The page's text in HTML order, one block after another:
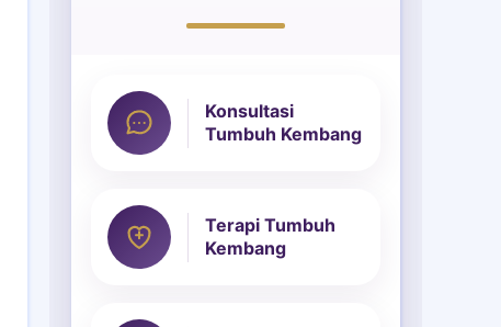
Konsultasi
Tumbuh Kembang
Terapi Tumbuh
Kembang